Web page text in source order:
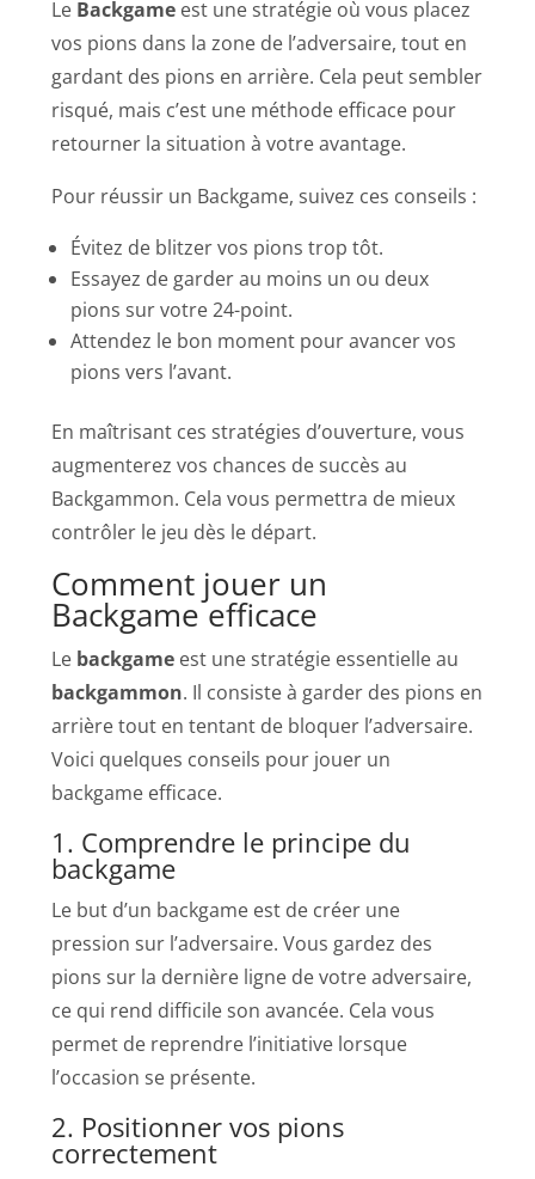
Le Backgame est une stratégie où vous placez
vos pions dans la zone de l’adversaire, tout en
gardant des pions en arrière. Cela peut sembler
risqué, mais c’est une méthode efficace pour
retourner la situation à votre avantage.
Pour réussir un Backgame, suivez ces conseils :
Évitez de blitzer vos pions trop tôt.
Essayez de garder au moins un ou deux
pions sur votre 24-point.
Attendez le bon moment pour avancer vos
pions vers l’avant.
En maîtrisant ces stratégies d’ouverture, vous
augmenterez vos chances de succès au
Backgammon. Cela vous permettra de mieux
contrôler le jeu dès le départ.
Comment jouer un
Backgame efficace
Le backgame est une stratégie essentielle au
backgammon. Il consiste à garder des pions en
arrière tout en tentant de bloquer l’adversaire.
Voici quelques conseils pour jouer un
backgame efficace.
1. Comprendre le principe du
backgame
Le but d’un backgame est de créer une
pression sur l’adversaire. Vous gardez des
pions sur la dernière ligne de votre adversaire,
ce qui rend difficile son avancée. Cela vous
permet de reprendre l’initiative lorsque
l’occasion se présente.
2. Positionner vos pions
correctement